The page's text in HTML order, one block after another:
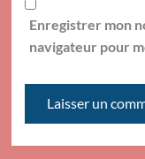
Enregistrer mon
navigateur pour